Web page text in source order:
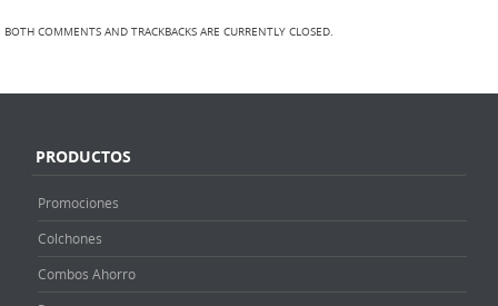
BOTH COMMENTS AND TRACKBACKS ARE CURRENTLY CLOSED.
PRODUCTOS
Promociones
Colchones
Combos Ahorro